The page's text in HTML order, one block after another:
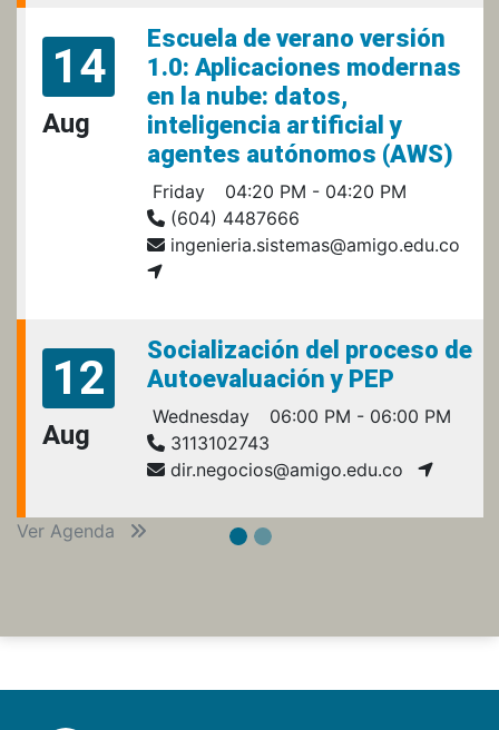
14
Aug
Escuela de verano versión
1.0: Aplicaciones modernas
en la nube: datos,
inteligencia artificial y
agentes autónomos (AWS)
Friday
04:20 PM - 04:20 PM
(604) 4487666
ingenieria.sistemas@amigo.edu.co
12
Aug
Socialización del proceso de
Autoevaluación y PEP
Wednesday
06:00 PM - 06:00 PM
3113102743
dir.negocios@amigo.edu.co
Ver Agenda